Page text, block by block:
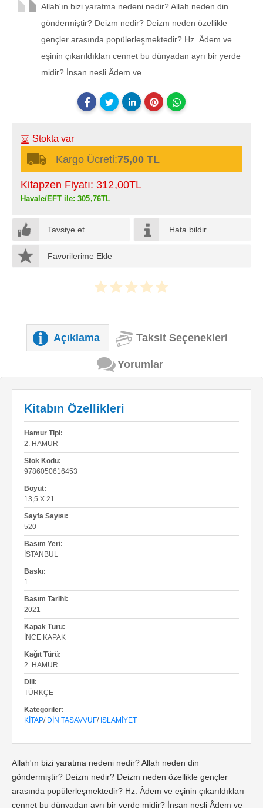
Allah'ın bizi yaratma nedeni nedir? Allah neden din
göndermiştir? Deizm nedir? Deizm neden özellikle
gençler arasında popülerleşmektedir? Hz. Âdem ve
eşinin çıkarıldıkları cennet bu dünyadan ayrı bir yerde
midir? İnsan nesli Âdem ve...
Stokta var
Kargo Ücreti:75,00 TL
Kitapzen Fiyatı: 312,00TL
Havale/EFT ile: 305,76TL
Tavsiye et Hata bildir
Favorilerime Ekle
Açıklama Taksit Seçenekleri
Yorumlar
Kitabın Özellikleri
Hamur Tipi:
2. HAMUR
Stok Kodu:
9786050616453
Boyut:
13,5 X 21
Sayfa Sayısı:
520
Basım Yeri:
İSTANBUL
Baskı:
1
Basım Tarihi:
2021
Kapak Türü:
İNCE KAPAK
Kağıt Türü:
2. HAMUR
Dili:
TÜRKÇE
Kategoriler:
KITAP/ DIN TASAVVUF/ ISLAMIYET
Allah'ın bizi yaratma nedeni nedir? Allah neden din
göndermiştir? Deizm nedir? Deizm neden özellikle gençler
arasında popülerleşmektedir? Hz. Âdem ve eşinin çıkarıldıkları
cennet bu dünyadan ayrı bir yerde midir? İnsan nesli Âdem ve